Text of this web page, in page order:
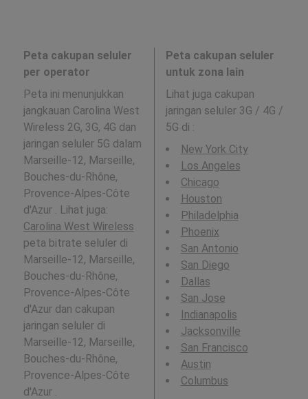
Peta cakupan seluler
per operator
Peta ini menunjukkan
jangkauan Carolina West
Wireless 2G, 3G, 4G dan
jaringan seluler 5G dalam
Marseille-12, Marseille,
Bouches-du-Rhône,
Provence-Alpes-Côte
d'Azur . Lihat juga:
Carolina West Wireless
peta bitrate seluler di
Marseille-12, Marseille,
Bouches-du-Rhône,
Provence-Alpes-Côte
d'Azur dan cakupan
jaringan seluler di
Marseille-12, Marseille,
Bouches-du-Rhône,
Provence-Alpes-Côte
d'Azur .
Peta cakupan seluler
untuk zona lain
Lihat juga cakupan
jaringan seluler 3G / 4G /
5G di :
New York City
Los Angeles
Chicago
Houston
Philadelphia
Phoenix
San Antonio
San Diego
Dallas
San Jose
Indianapolis
Jacksonville
San Francisco
Austin
Columbus